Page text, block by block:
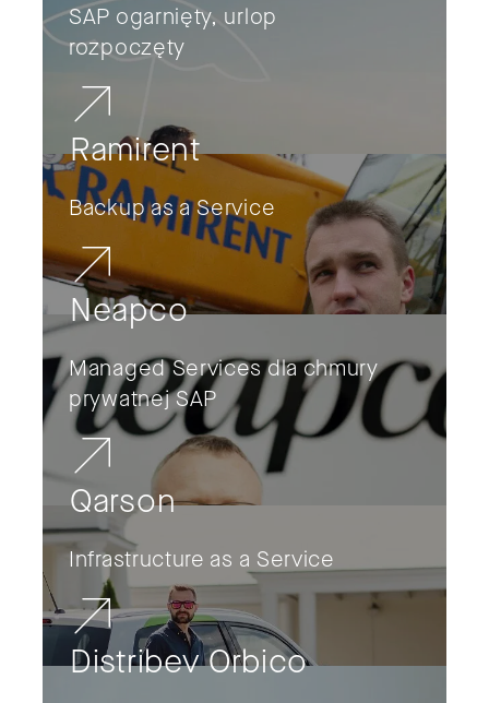
SAP ogarnięty, urlop
rozpoczęty
Ramirent
Backup as a Service
Neapco
Managed Services dla chmury
prywatnej SAP
Qarson
Infrastructure as a Service
Distribev Orbico